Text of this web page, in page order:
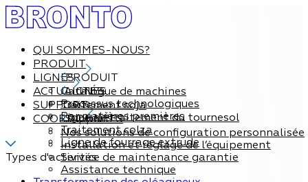
QUI SOMMES-NOUS?
PRODUIT
PRODUIT
Catalogue de machines
Processus technologiques
Par matières premières
LIGNES
LIGNES
Traitement soja
Ligne de traitement du tournesol
Traitement colza
Ligne de fourrage extrude
ACTUALITÉS
SUPPORT
Support
Nos solutions de configuration personnalisée
Installation et réglage de l’équipement
Service de maintenance garantie
Assistance technique
COORDONNÉES
Types d'activités